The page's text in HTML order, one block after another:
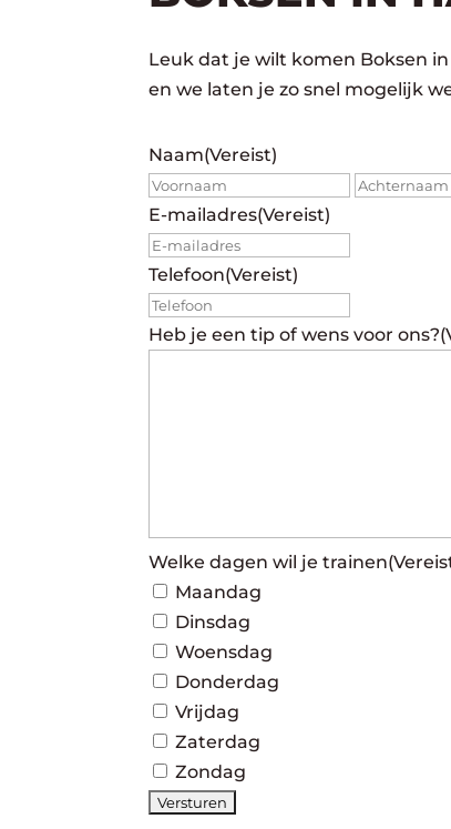
Leuk dat je wilt komen Boksen
en we laten je zo snel mogelijk
Naam(Vereist)
Voornaam
E-mailadres(Vereist)
Telefoon(Vereist)
Heb je een tip of wens voor ons?
Welke dagen wil je trainen
Maandag
Dinsdag
Woensdag
Donderdag
Vrijdag
Zaterdag
Zondag